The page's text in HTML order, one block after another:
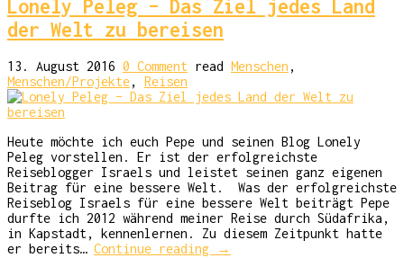
Lonely Peleg – Das Ziel jedes Land
der Welt zu bereisen
13. August 2016 0 Comment read Menschen ,
Menschen/Projekte, Reisen
Heute möchte ich euch Pepe und seinen Blog Lonely
Peleg vorstellen. Er ist der erfolgreichste
Reiseblogger Israels und leistet seinen ganz eigenen
Beitrag für eine bessere Welt. Was der erfolgreichste
Reiseblog Israels für eine bessere Welt beiträgt Pepe
durfte ich 2012 während meiner Reise durch Südafrika,
in Kapstadt, kennenlernen. Zu diesem Zeitpunkt hatte
er bereits… Continue reading →